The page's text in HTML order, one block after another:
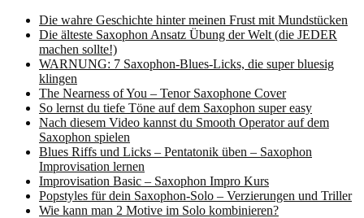
Die wahre Geschichte hinter meinen Frust mit Mundstücken
Die älteste Saxophon Ansatz Übung der Welt (die JEDER
machen sollte!)
WARNUNG: 7 Saxophon-Blues-Licks, die super bluesig
klingen
The Nearness of You – Tenor Saxophone Cover
So lernst du tiefe Töne auf dem Saxophon super easy
Nach diesem Video kannst du Smooth Operator auf dem
Saxophon spielen
Blues Riffs und Licks – Pentatonik üben – Saxophon
Improvisation lernen
Improvisation Basic – Saxophon Impro Kurs
Popstyles für dein Saxophon-Solo – Verzierungen und Triller
Wie kann man 2 Motive im Solo kombinieren?